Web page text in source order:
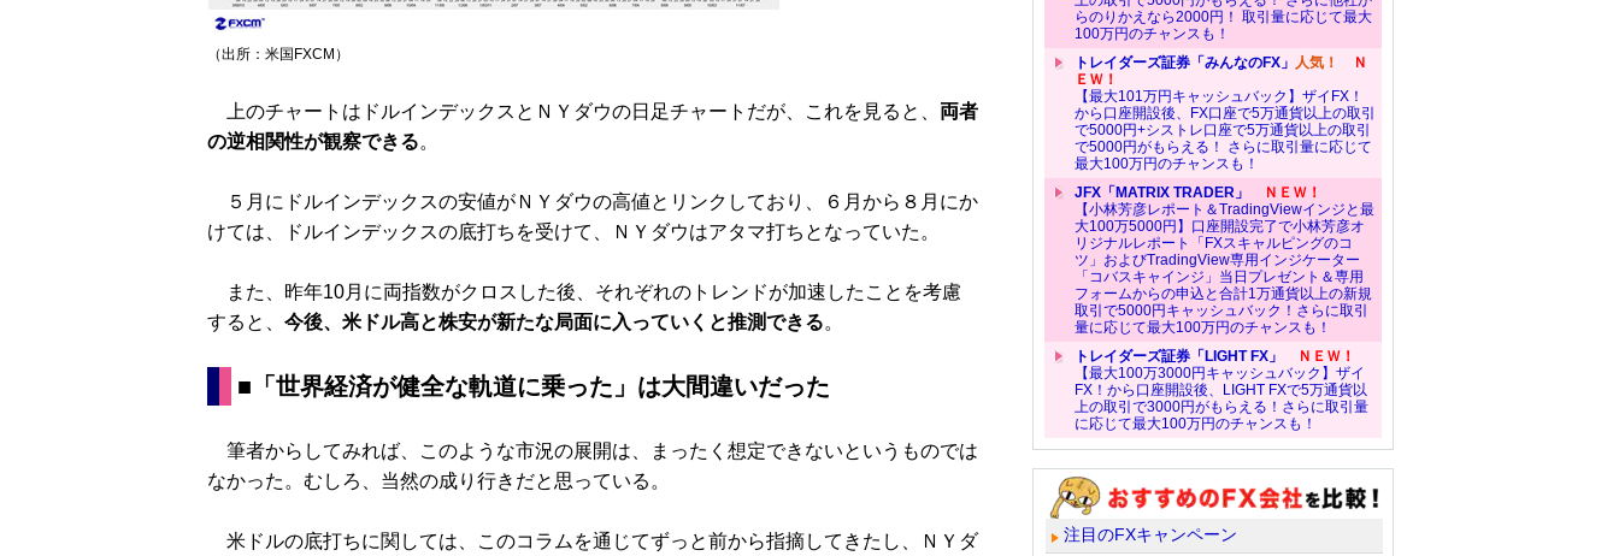
（出所：米国FXCM）
上のチャートはドルインデックスとＮＹダウの日足チャートだが、これを見ると、 両者
の逆相関性が観察できる。
５月にドルインデックスの安値がＮＹダウの高値とリンクしており、６月から８月にか
けては、ドルインデックスの底打ちを受けて、ＮＹダウはアタマ打ちとなっていた。
また、昨年10月に両指数がクロスした後、それぞれのトレンドが加速したことを考慮
すると、 今後、米ドル高と株安が新たな局面に入っていく と推測できる。
■ 「世界経済が健全な軌道に乗った」は大間違いだった
筆者からしてみれば、このような市況の展開は、まったく想定できないというものでは
なかった。むしろ、当然の成り行きだと思っている。
米ドルの底打ちに関しては、このコラムを通じてずっと前から指摘してきたし、ＮＹダ
らのりかえなら2000円！ 取引量に応じて最大
100万円のチャンスも！
トレイダーズ証券「みんなのFX」 人気！
Ｎ
ＥＷ！
【最大101万円キャッシュバック】ザイFX！
から口座開設後、FX口座で5万通貨以上の取引
で5000円+シストレ口座で5万通貨以上の取引
で5000円がもらえる！ さらに取引量に応じて
最大100万円のチャンスも！
JFX「MATRIX TRADER」
ＮＥＷ！
【小林芳彦レポート＆TradingViewインジと最
大100万5000円】口座開設完了で小林芳彦オ
リジナルレポート「FXスキャルピングのコ
ツ」およびTradingView専用インジケーター
「コバスキャインジ」当日プレゼント＆専用
フォームからの申込と合計1万通貨以上の新規
取引で5000円キャッシュバック！さらに取引
量に応じて最大100万円のチャンスも！
トレイダーズ証券「LIGHT FX」
ＮＥＷ！
【最大100万3000円キャッシュバック】ザイ
FX！から口座開設後、LIGHT FXで5万通貨以
上の取引で3000円がもらえる！さらに取引量
に応じて最大100万円のチャンスも！
注目のFXキャンペーン